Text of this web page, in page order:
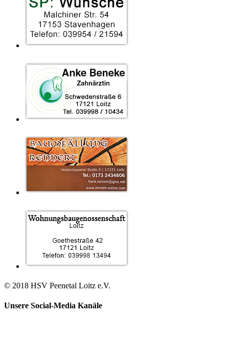
© 2018 HSV Peenetal Loitz e.V.
Unsere Social-Media Kanäle